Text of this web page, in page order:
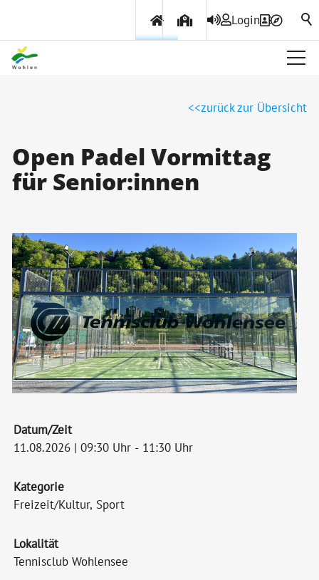
Login
Politik & Verwaltung
Themen & Services
zurück zur Übersicht
Open Padel Vormittag
für Senior:innen
Datum/Zeit
11.08.2026 | 09:30 Uhr - 11:30 Uhr
Kategorie
Freizeit/Kultur, Sport
Lokalität
Tennisclub Wohlensee